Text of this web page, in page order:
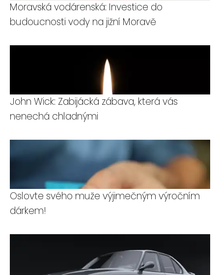
Moravská vodárenská: Investice do
budoucnosti vody na jižní Moravě
John Wick: Zabijácká zábava, která vás
nenechá chladnými
Oslovte svého muže výjimečným výročním
dárkem!